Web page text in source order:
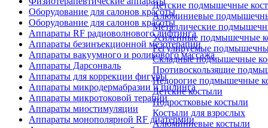
Оборудование для салонов красоты
Оборудование для салонов красоты
Аппараты RF радиоволнового лифтинга
Аппараты безинъекционной мезотерапии
Аппараты вакуумного и роликового массажа
Аппараты Дарсонваль
Аппараты для коррекции фигуры
Аппараты микродермабразии и пилинга
Аппараты микротоковой терапии
Аппараты миостимуляции
Аппараты монополярной RF диатермии
Детские подмышечные
Алюминиевые
Металлические
Усиленные подмышечные
Регулируемые
Складные подмышечные
Противоскользящие
Недорогие подмышечные
Детские костыли
Подростковые костыли
Костыли для взрослых
Алюминиевые костыли